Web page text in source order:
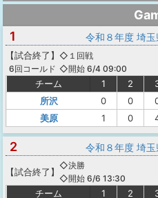
1
令和８年度 埼
【試合終了 】
6回コールド
◇１回戦
◇開始 6/4 09:00
チーム 1 2
所沢
0 0
美原
1 0
2 令和８年度 埼
【試合終了 】
◇決勝
◇開始 6/6 13:30
チーム 1 2